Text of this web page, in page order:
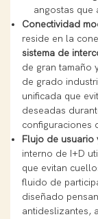
angostas que
Conectividad
reside en la
sistema de
de gran tamaño
de grado
unificada que
deseadas
configuraciones
Flujo de usuario
interno de I+D
que evitan
fluido de
diseñado
antideslizantes,